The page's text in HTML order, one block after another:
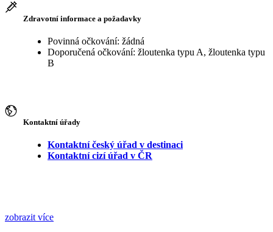
Zdravotní informace a požadavky
Povinná očkování: žádná
Doporučená očkování: žloutenka typu A, žloutenka typu
B
Kontaktní úřady
Kontaktní český úřad v destinaci
Kontaktní cizí úřad v ČR
zobrazit více